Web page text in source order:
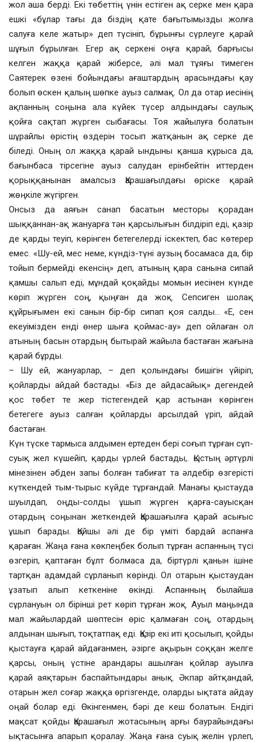
жол аша берді. Екі төбеттің үнін естіген ақ серке мен қара
ешкі «бұлар тағы да біздің қате бағытымызды жолға
салуға келе жатыр» деп түсініп, бұрынғы сүрлеуге қарай
шұғыл бұрылған. Егер ақ серкені оңға қарай, барғысы
келген жаққа қарай жіберсе, әлі мал тұяғы тимеген
Саятерек өзені бойындағы ағаштардың арасындағы қау
болып өскен қалың шөпке ауыз салмақ. Ол да отар иесінің
ақпанның соңына ала күйек түсер алдындағы саулық
қойға сақтап жүрген сыбағасы. Тоя жайылуға болатын
шұрайлы өрістің өздерін тосып жатқанын ақ серке де
біледі. Оның ол жаққа қарай ындыны қанша құрыса да,
бағынбаса тірсегіне ауыз салудан ерінбейтін иттерден
қорыққанынан амалсыз Қарашағылдағы өріске қарай
жөңкіле жүгірген.
Онсыз да аяғын санап басатын месторы қорадан
шыққаннан-ақ жануарға тән қарсылығын білдіріп еді, қазір
де қарды теуіп, көрінген бетегелерді іскектеп, бас көтерер
емес. «Шу-ей, мес неме, күндіз-түні аузың босамаса да, бір
тойып бермейді екенсің» деп, атының қара санына сипай
қамшы салып еді, мұндай қоқайды момын иесінен күнде
көріп жүрген соң, қыңған да жоқ. Сепсиген шолақ
құйрығымен екі санын бір-бір сипап қоя салды… «Е, сен
екеуімізден енді өнер шыға қоймас-ау» деп ойлаған ол
атының басын отардың бытырай жайыла бастаған жағына
қарай бұрды.
– Шу ей, жануарлар, – деп қолындағы бишігін үйіріп,
қойларды айдай бастады. «Біз де айдасайық» дегендей
қос төбет те жер тістегендей қар астынан көрінген
бетегеге ауыз салған қойларды арсылдай үріп, айдай
бастаған.
Күн түске тармыса алдымен ертеден бері соғып тұрған сұп-
суық жел күшейіп, қарды үрлей бастады,. Қыстың әртүрлі
мінезінен әбден запы болған табиғат та әлдебір өзгерісті
күткендей тым-тырыс күйде тұрғандай. Манағы қыстауда
шуылдап, оңды-солды ұшып жүрген қарға-сауысқан
отардың соңынан жеткендей Қарашағылға қарай асығыс
ұшып барады. Қойшы әлі де бір үміті бардай аспанға
қараған. Жаңа ғана көкпеңбек болып тұрған аспанның түсі
өзгеріп, қаптаған бұлт болмаса да, біртүрлі қанын ішіне
тартқан адамдай сұрланып көрінді. Ол отарын қыстаудан
ұзатып алып кеткеніне өкінді. Аспанның былайша
сұрлануын ол бірінші рет көріп тұрған жоқ. Ауыл маңында
мал жайылардай шөптесін өріс қалмаған соң, отардың
алдынан шығып, тоқтатпақ еді. Қазір екі иті қосылып, қойды
қыстауға қарай айдағанмен, әзірге ақырын соққан желге
қарсы, оның үстіне арандары ашылған қойлар ауылға
қарай аяқтарын баспайтындары анық. Әкпар айтқандай,
отарын жел соғар жаққа өргізгенде, оларды ықтата айдау
оңай болар еді. Өкінгенмен, бәрі де кеш болатын. Ендігі
мақсат қойды Қарашағыл жотасының арғы баурайындағы
ықтасынға апарып қоралау. Жаңа ғана суық желін үрлеп,